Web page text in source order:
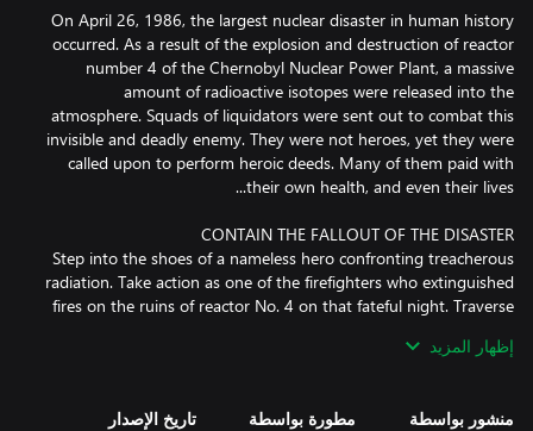
On April 26, 1986, the largest nuclear disaster in human history
occurred. As a result of the explosion and destruction of reactor
number 4 of the Chernobyl Nuclear Power Plant, a massive
amount of radioactive isotopes were released into the
atmosphere. Squads of liquidators were sent out to combat this
invisible and deadly enemy. They were not heroes, yet they were
called upon to perform heroic deeds. Many of them paid with
Step into the shoes of a nameless hero confronting treacherous
radiation. Take action as one of the firefighters who extinguished
fires on the ruins of reactor No. 4 on that fateful night. Traverse
radioactive dust and clouds. In a radiation suit, explore the
إظهار المزيد
منشور بواسطة مطورة بواسطة تاريخ الإصدار